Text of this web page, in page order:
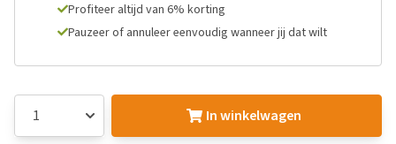
Profiteer altijd van 6% korting
Pauzeer of annuleer eenvoudig wanneer jij dat wilt
In winkelwagen